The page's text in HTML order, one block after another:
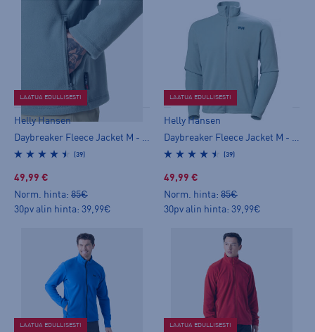
LAATUA EDULLISESTI
Helly Hansen
(39)
49,99 €
Norm. hinta: 85€
30pv alin hinta: 39,99€
LAATUA EDULLISESTI
Helly Hansen
(39)
49,99 €
Norm. hinta: 85€
30pv alin hinta: 39,99€
LAATUA EDULLISESTI LAATUA EDULLISESTI